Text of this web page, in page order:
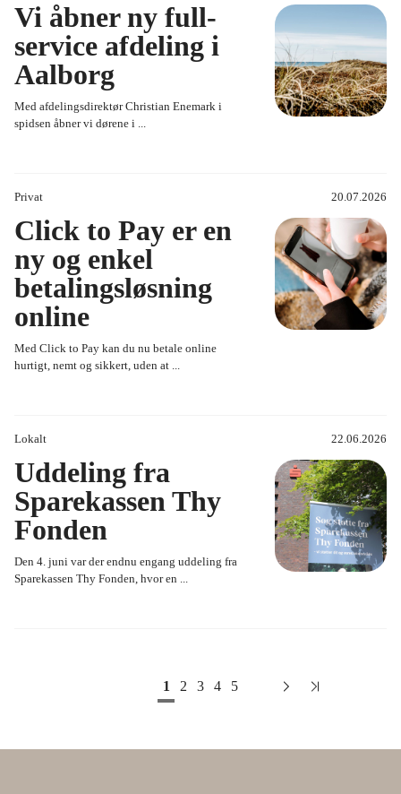
Privat
Regnskab
Vidensartikler
Vi åbner ny full-
service afdeling i
Aalborg
Med afdelingsdirektør Christian Enemark i
spidsen åbner vi dørene i ...
Privat 20.07.2026
Click to Pay er en
ny og enkel
betalingsløsning
online
Med Click to Pay kan du nu betale online
hurtigt, nemt og sikkert, uden at ...
Lokalt 22.06.2026
Uddeling fra
Sparekassen Thy
Fonden
Den 4. juni var der endnu engang uddeling fra
Sparekassen Thy Fonden, hvor en ...
1 2 3 4 5